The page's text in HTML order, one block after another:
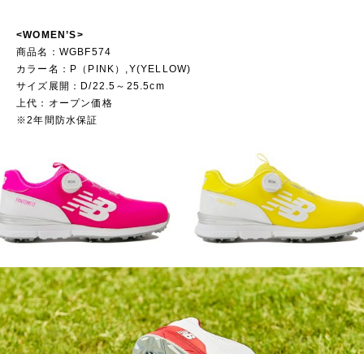
<WOMEN’S>
商品名：WGBF574
カラー名：P（PINK）,Y(YELLOW)
サイズ展開：D/22.5～25.5cm
上代：オープン価格
※2年間防水保証